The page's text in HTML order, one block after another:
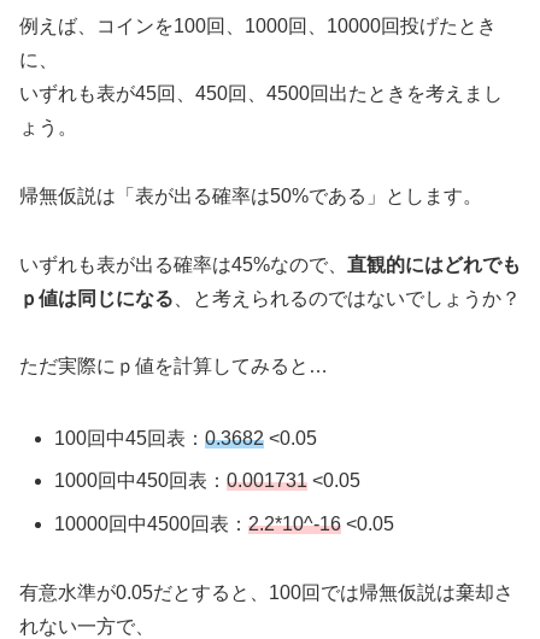
例えば、コインを100回、1000回、10000回投げたとき
に、
いずれも表が45回、450回、4500回出たときを考えまし
ょう。
帰無仮説は「表が出る確率は50%である」とします。
いずれも表が出る確率は45%なので、 直観的にはどれでも
ｐ値は同じになる 、と考えられるのではないでしょうか？
ただ実際にｐ値を計算してみると…
100回中45回表：0.3682 <0.05
1000回中450回表：0.001731 <0.05
10000回中4500回表：2.2*10^-16 <0.05
有意水準が0.05だとすると、100回では帰無仮説は棄却さ
れない一方で、